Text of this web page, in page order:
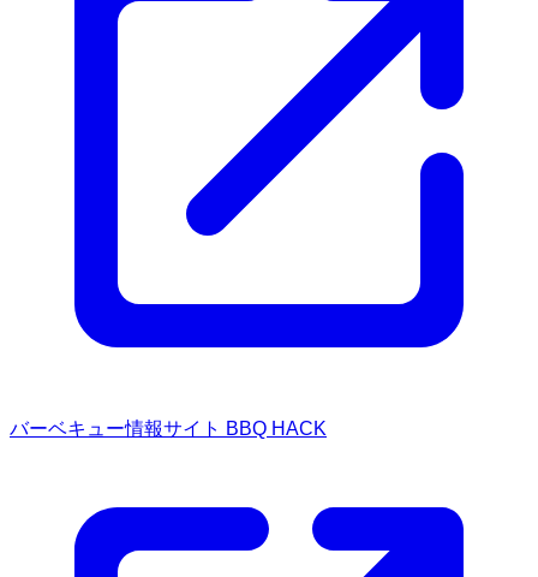
バーベキュー情報サイト BBQ HACK